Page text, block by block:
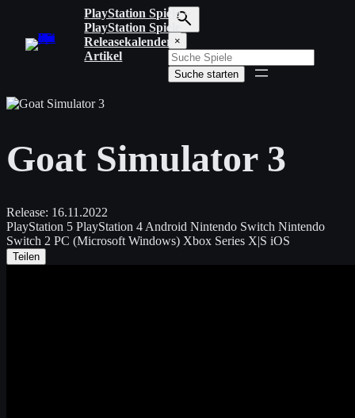
springen
PlayStation Spiele
PlayStation Spiele
Releasekalender
Artikel
S
u
c
h
i
f
n
g
×
Suche starten
Goat Simulator 3
Release: 16.11.2022
PlayStation 5 PlayStation 4 Android Nintendo Switch Nintendo
Switch 2 PC (Microsoft Windows) Xbox Series X|S iOS
Teilen